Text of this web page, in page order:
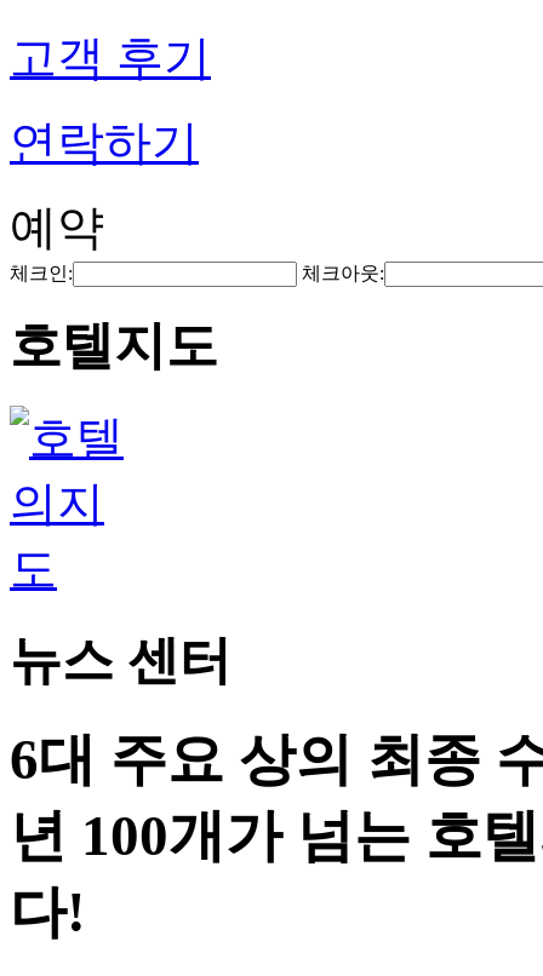
고객 후기
연락하기
예약
체크인: 체크아웃:
호텔지도
뉴스 센터
6대 주요 상의 최종
년 100개가 넘는 호
다!